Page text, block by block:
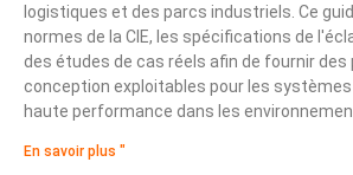
logistiques et des parcs industriels. Ce
normes de la CIE, les spécifications de
des études de cas réels afin de fournir des
conception exploitables pour les
haute performance dans les
En savoir plus "